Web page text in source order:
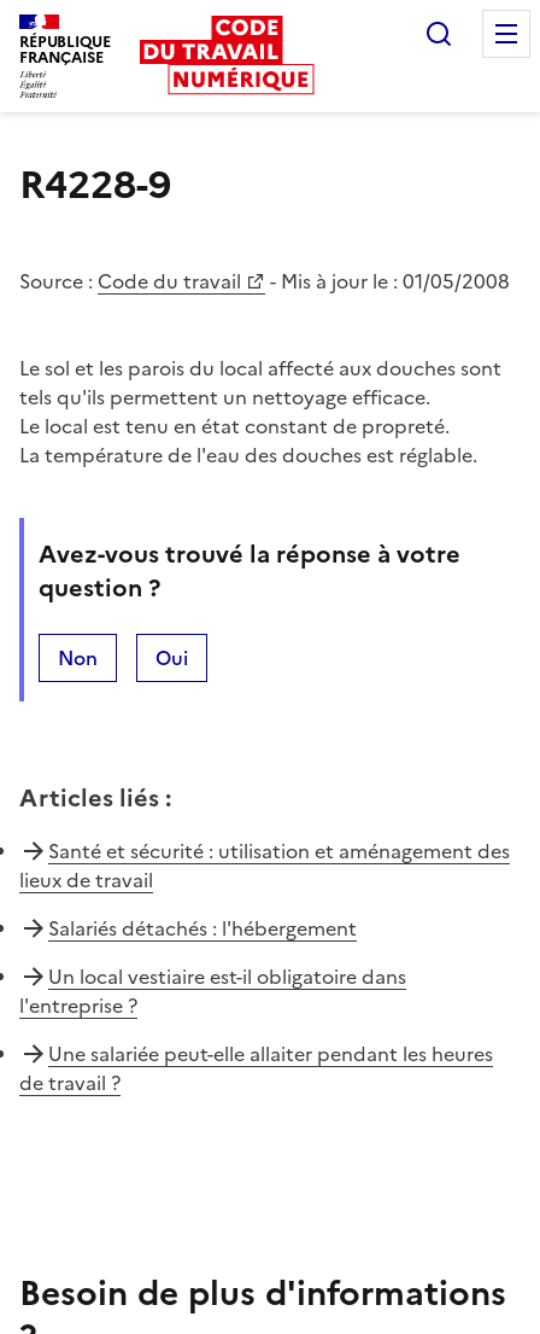
RÉPUBLIQUE
FRANÇAISE
R4228-9
Source : Code du travail - Mis à jour le : 01/05/2008
Le sol et les parois du local affecté aux douches sont
tels qu'ils permettent un nettoyage efficace.
Le local est tenu en état constant de propreté.
La température de l'eau des douches est réglable.
Avez-vous trouvé la réponse à votre
question ?
Non Oui
Articles liés :
Santé et sécurité : utilisation et aménagement des
lieux de travail
Salariés détachés : l'hébergement
Un local vestiaire est-il obligatoire dans
l'entreprise ?
Une salariée peut-elle allaiter pendant les heures
de travail ?
Besoin de plus d'informations